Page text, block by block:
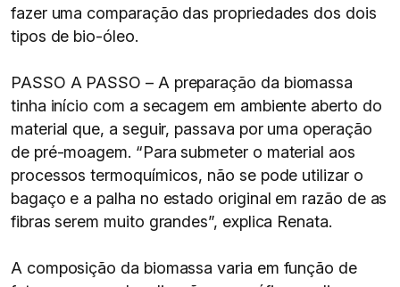
fazer uma comparação das propriedades dos dois
tipos de bio-óleo.
PASSO A PASSO – A preparação da biomassa
tinha início com a secagem em ambiente aberto do
material que, a seguir, passava por uma operação
de pré-moagem. “Para submeter o material aos
processos termoquímicos, não se pode utilizar o
bagaço e a palha no estado original em razão de as
fibras serem muito grandes”, explica Renata.
A composição da biomassa varia em função de